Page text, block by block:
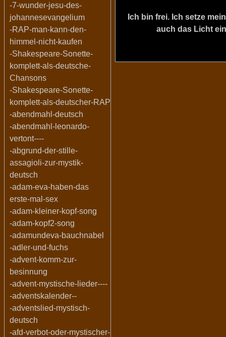
-7-wunder-jesu-des-
johannesevangelium
-RAP-man-kann-den-
himmel-nicht-kaufen
-Shakespeare-Sonette-
komplett-als-deutsche-
Chansons
-Shakespeare-Sonette-
komplett-als-deutscher-RAP
-abendmahl-deutsch
-abendmahl-leonardo-
vertont----
-abgrund-der-stille-
assagioli-zur-mystik-
deutsch
-adam-eva-haben-das
erste-mal-sex
-adam-kleiner-kopf-song
-adam-kopf2-song
-adamundeva-bauchnabel
-adler-und-fuchs
-advent-komm-zur-
besinnung
-advent-mystische-lieder----
-adventskalender--
-adventslied-mystisch-
deutsch
-afd-verbot-oder-mystischer-
Ich bin frei. Ich setze
auch das Licht